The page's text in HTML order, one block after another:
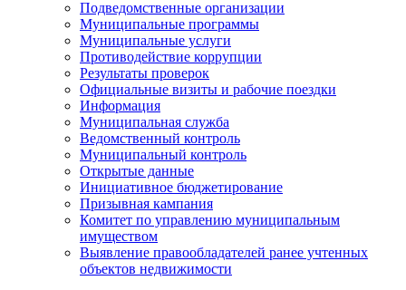
Подведомственные организации
Муниципальные программы
Муниципальные услуги
Противодействие коррупции
Результаты проверок
Официальные визиты и рабочие поездки
Информация
Муниципальная служба
Ведомственный контроль
Муниципальный контроль
Открытые данные
Инициативное бюджетирование
Призывная кампания
Комитет по управлению муниципальным
имуществом
Выявление правообладателей ранее учтенных
объектов недвижимости